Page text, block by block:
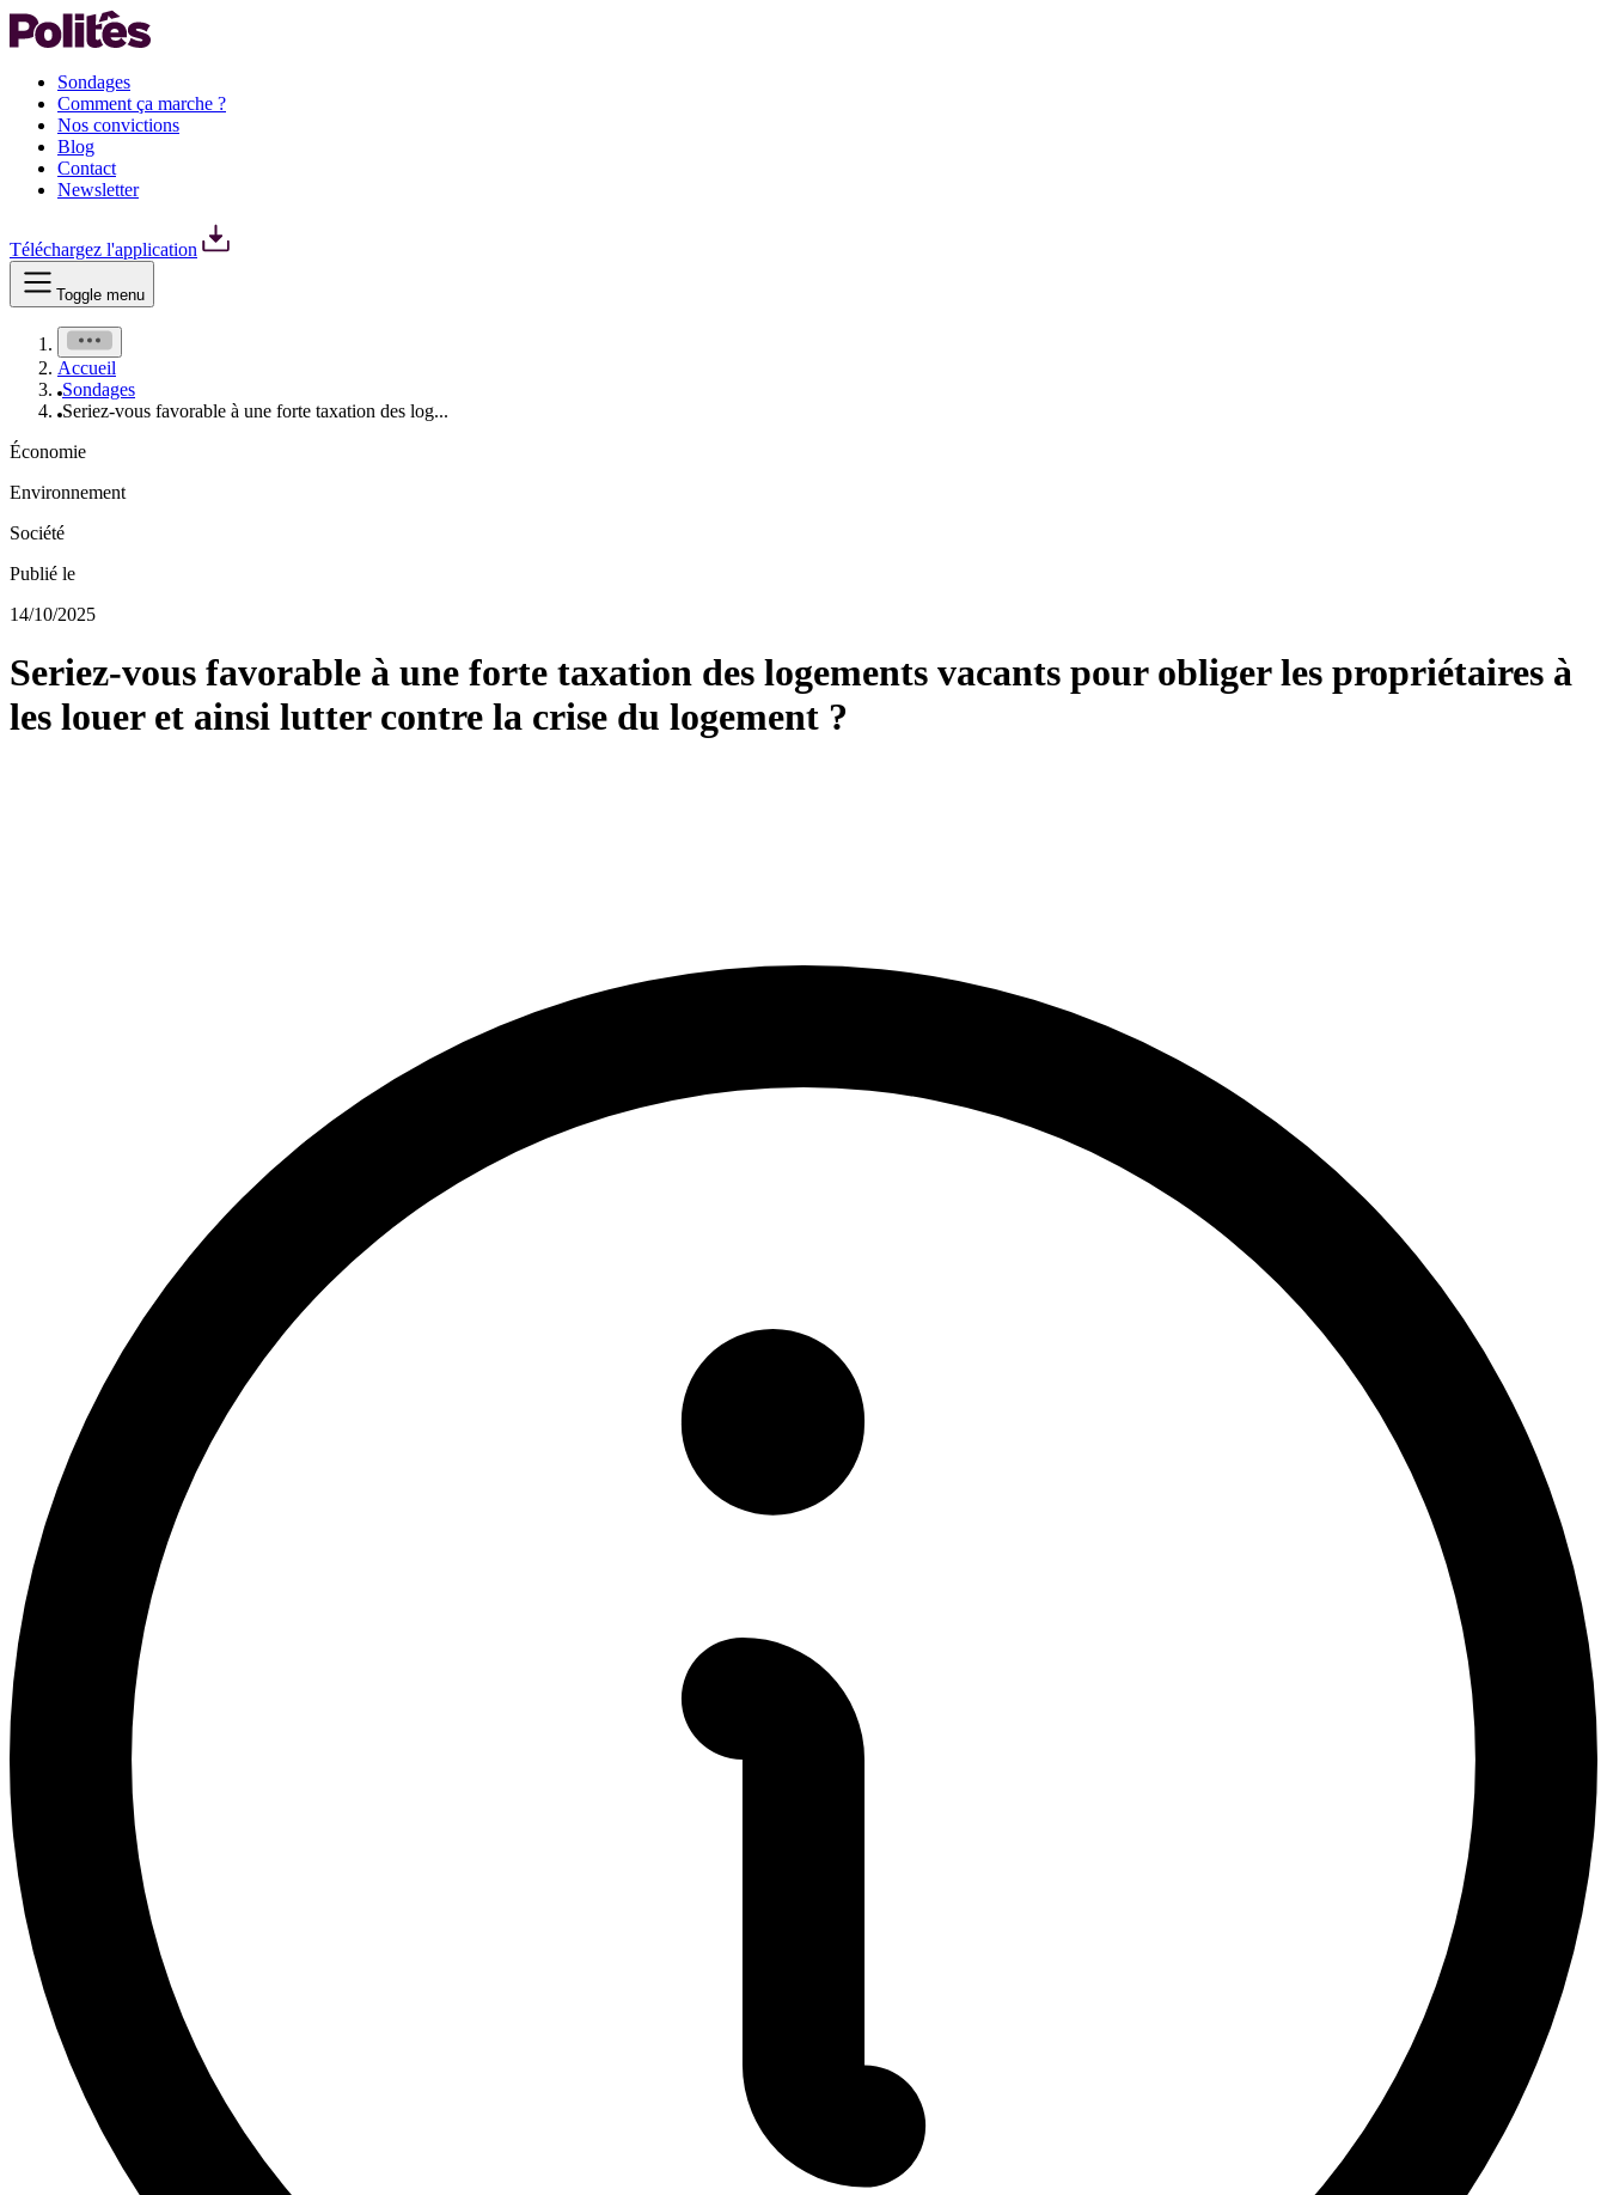
Sondages
Comment ça marche ?
Nos convictions
Blog
Contact
Newsletter
Téléchargez l'application
Toggle menu
Accueil
Sondages
Seriez-vous favorable à une forte taxation des log...
Économie
Environnement
Société
Publié le
14/10/2025
Seriez-vous favorable à une forte taxation des logements vacants pour obliger les propriétaires à
les louer et ainsi lutter contre la crise du logement ?